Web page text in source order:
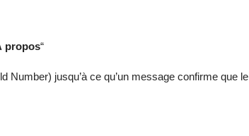
propos“
Number) jusqu’à ce qu’un message confirme que le